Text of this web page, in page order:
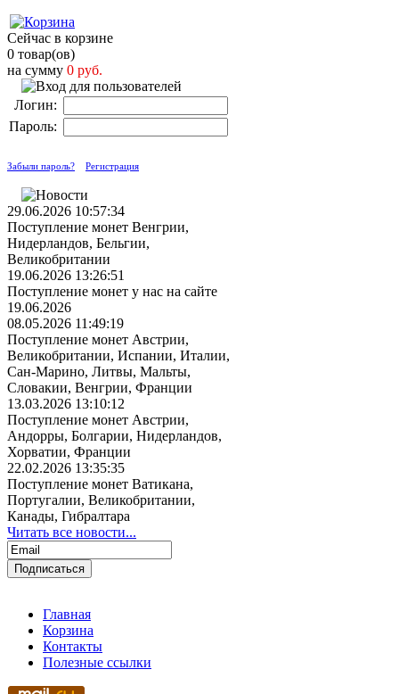
Сейчас в корзине
0 товар(ов)
на сумму 0 руб.
Логин:
Пароль:
Забыли пароль? Регистрация
29.06.2026 10:57:34
Поступление монет Венгрии,
Нидерландов, Бельгии,
Великобритании
19.06.2026 13:26:51
Поступление монет у нас на сайте
19.06.2026
08.05.2026 11:49:19
Поступление монет Австрии,
Великобритании, Испании, Италии,
Сан-Марино, Литвы, Мальты,
Словакии, Венгрии, Франции
13.03.2026 13:10:12
Поступление монет Австрии,
Андорры, Болгарии, Нидерландов,
Хорватии, Франции
22.02.2026 13:35:35
Поступление монет Ватикана,
Португалии, Великобритании,
Канады, Гибралтара
Читать все новости...
Главная
Корзина
Контакты
Полезные ссылки